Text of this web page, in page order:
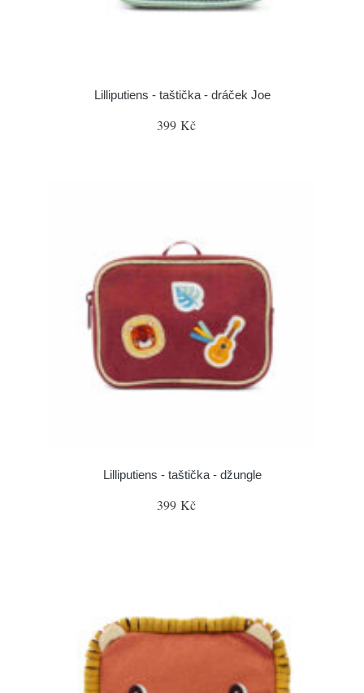
Lilliputiens - taštička - dráček Joe
399 Kč
Lilliputiens - taštička - džungle
399 Kč